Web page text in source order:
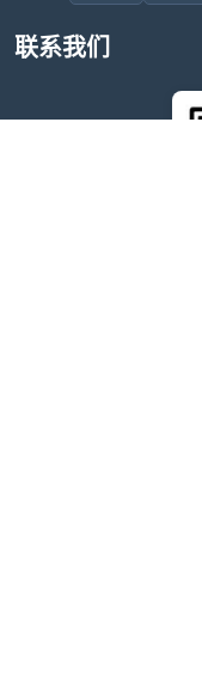
联系我们